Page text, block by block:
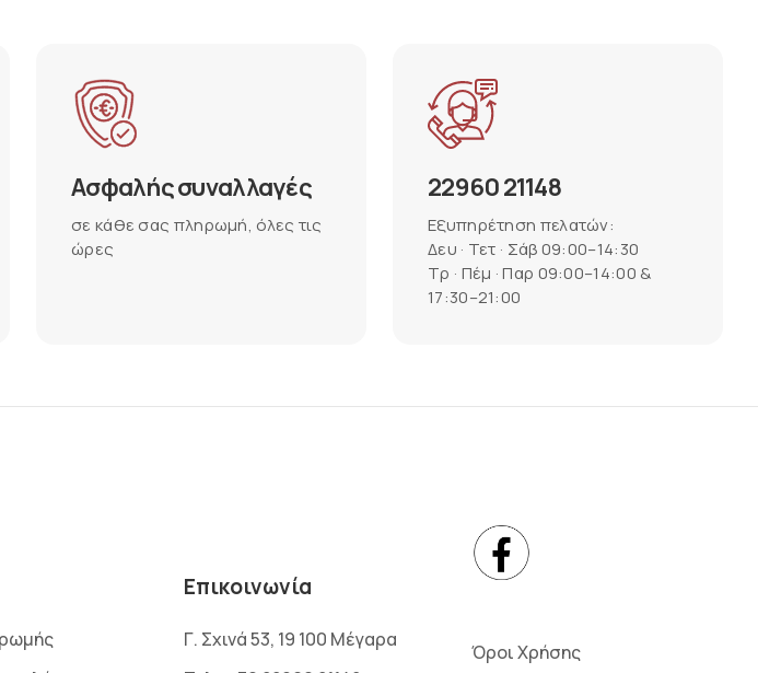
Ασφαλής συναλλαγές
σε κάθε σας πληρωμή, όλες τις
ώρες
22960 21148
Εξυπηρέτηση πελατών:
Δευ · Τετ · Σάβ 09:00–14:30
Τρ · Πέμ · Παρ 09:00–14:00 &
17:30–21:00
Επικοινωνία
Γ. Σχινά 53, 19 100 Μέγαρα
Όροι Χρήσης